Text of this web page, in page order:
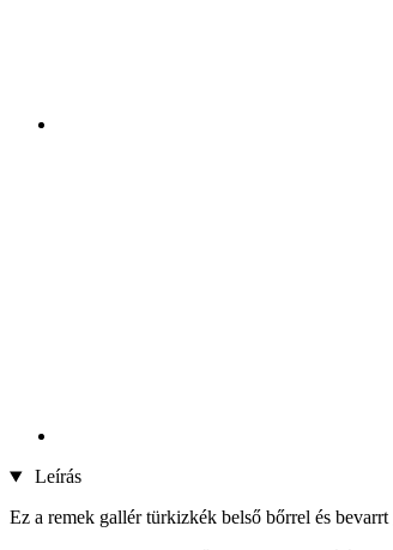
Leírás
Ez a remek gallér türkizkék belső bőrrel és